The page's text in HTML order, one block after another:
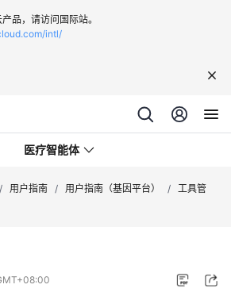
品，请访问国际站。
intl/
医疗智能体
/ 用户指南 / 用户指南（基因平台） / 工具管